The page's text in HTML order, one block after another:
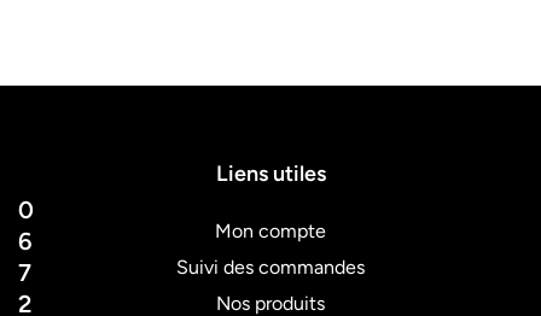
0
6
7
2
Liens utiles
Mon compte
Suivi des commandes
Nos produits